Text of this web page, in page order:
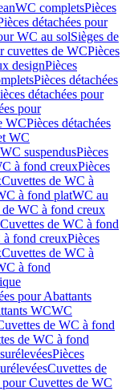
WC completsPièces
détachées pour
WC au solSièges de
cuvettes de WCPièces
designPièces
Pièces détachées
détachées pour
pour
WCPièces détachées
WC
WC suspendusPièces
à fond creuxPièces
Cuvettes de WC à
à fond platWC au
de WC à fond creux
de WC à fond
à fond creuxPièces
Cuvettes de WC à
à fond
pour Abattants
WCWC
de WC à fond
de WC à fond
Pièces
Cuvettes de
pour Cuvettes de WC